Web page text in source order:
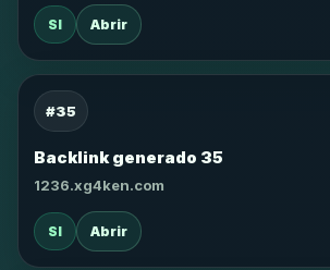
SI Abrir
#35
Backlink generado 35
1236.xg4ken.com
SI Abrir